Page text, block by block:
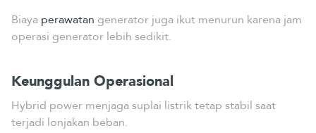
Biaya perawatan generator juga ikut menurun karena jam
operasi generator lebih sedikit.
Keunggulan Operasional
Hybrid power menjaga suplai listrik tetap stabil saat
terjadi lonjakan beban.